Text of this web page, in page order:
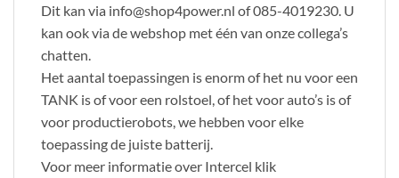
Dit kan via info@shop4power.nl of 085-4019230. U
kan ook via de webshop met één van onze collega’s
chatten.
Het aantal toepassingen is enorm of het nu voor een
TANK is of voor een rolstoel, of het voor auto’s is of
voor productierobots, we hebben voor elke
toepassing de juiste batterij.
Voor meer informatie over Intercel klik